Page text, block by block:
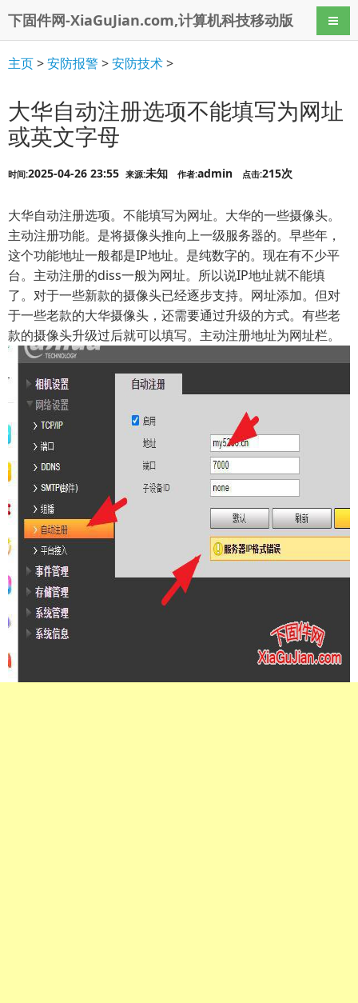
下固件网-XiaGuJian.com,计算机科技移动版 导航
主页>安防报警>安防技术>
大华自动注册选项不能填写为网址
或英文字母
时间:2025-04-26 23:55 来源:未知 作者:admin 点击:215次
大华自动注册选项。不能填写为网址。大华的一些摄像头。
主动注册功能。是将摄像头推向上一级服务器的。早些年，
这个功能地址一般都是IP地址。是纯数字的。现在有不少平
台。主动注册的diss一般为网址。所以说IP地址就不能填
了。对于一些新款的摄像头已经逐步支持。网址添加。但对
于一些老款的大华摄像头，还需要通过升级的方式。有些老
款的摄像头升级过后就可以填写。主动注册地址为网址栏。